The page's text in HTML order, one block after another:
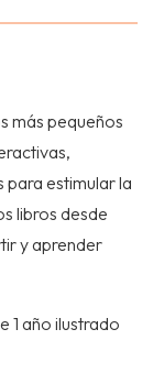
más pequeños
para estimular la
libros desde
y aprender
1 año ilustrado